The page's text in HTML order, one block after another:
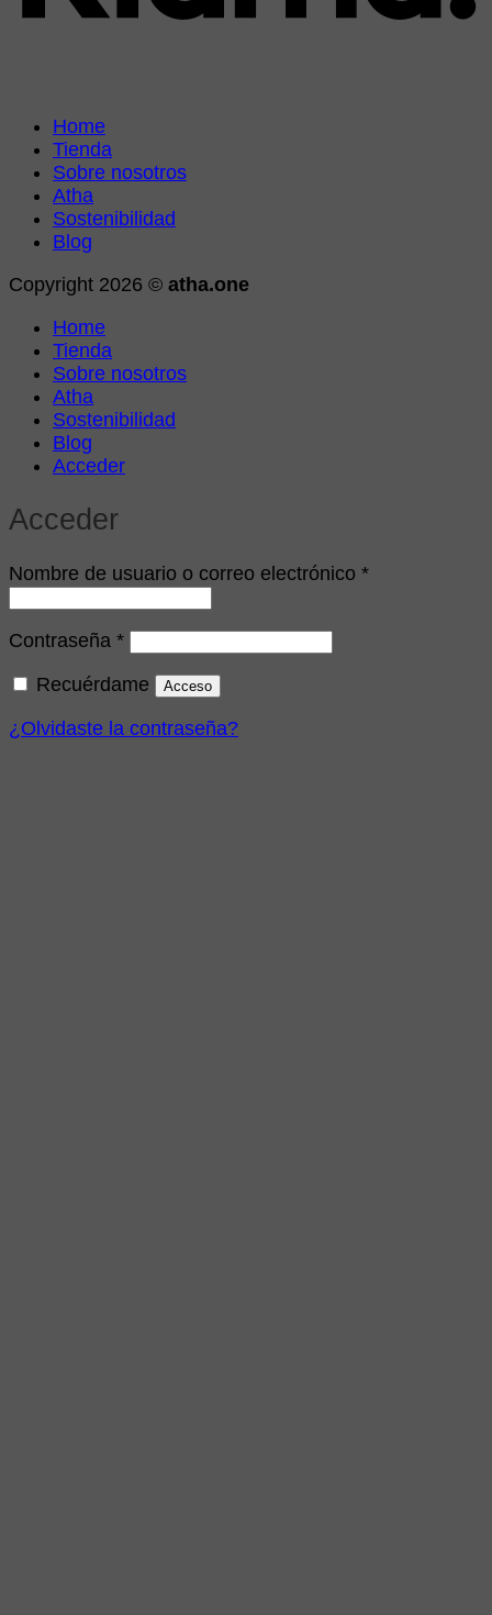
Home
Tienda
Sobre nosotros
Atha
Sostenibilidad
Blog
Copyright 2026 © atha.one
Home
Tienda
Sobre nosotros
Atha
Sostenibilidad
Blog
Acceder
Acceder
Nombre de usuario o correo electrónico *Obligatorio
Contraseña *Obligatorio
Recuérdame Acceso
¿Olvidaste la contraseña?